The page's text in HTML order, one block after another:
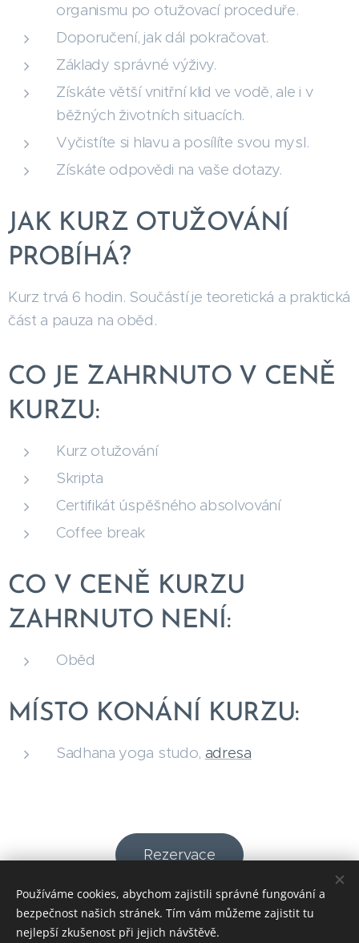
organismu po otužovací proceduře.
Doporučení, jak dál pokračovat.
Základy správné výživy.
Získáte větší vnitřní klid ve vodě, ale i v
běžných životních situacích.
Vyčistíte si hlavu a posílíte svou mysl.
Získáte odpovědi na vaše dotazy.
JAK KURZ OTUŽOVÁNÍ
PROBÍHÁ?
Kurz trvá 6 hodin. Součástí je teoretická a praktická
část a pauza na oběd.
CO JE ZAHRNUTO V CENĚ
KURZU:
Kurz otužování
Skripta
Certifikát úspěšného absolvování
Coffee break
CO V CENĚ KURZU
ZAHRNUTO NENÍ:
Oběd
MÍSTO KONÁNÍ KURZU:
Sadhana yoga studo, adresa
Rezervace
Zpět
Používáme cookies, abychom zajistili správné fungování a
bezpečnost našich stránek. Tím vám můžeme zajistit tu
nejlepší zkušenost při jejich návštěvě.